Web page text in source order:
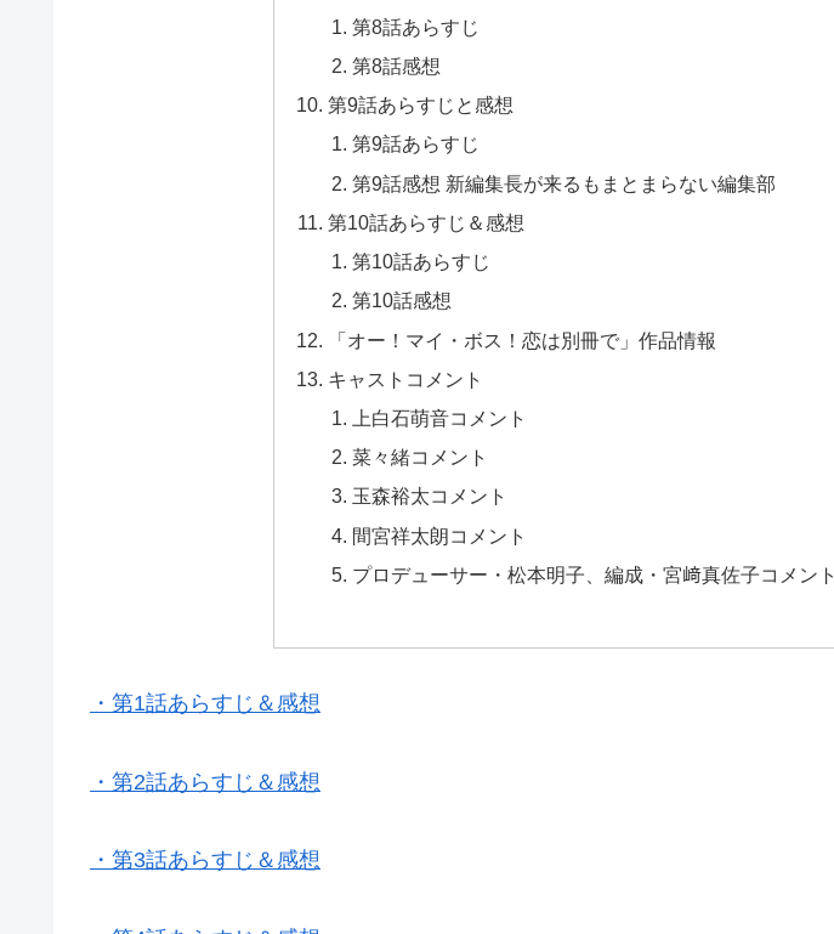
第8話あらすじ
第8話感想
第9話あらすじと感想
第9話あらすじ
第9話感想 新編集長が来るもまとまらない編集部
第10話あらすじ＆感想
第10話あらすじ
第10話感想
「オー！マイ・ボス！恋は別冊で」作品情報
キャストコメント
上白石萌音コメント
菜々緒コメント
玉森裕太コメント
間宮祥太朗コメント
プロデューサー・松本明子、編成・宮﨑真佐子コメント
・第1話あらすじ＆感想
・第2話あらすじ＆感想
・第3話あらすじ＆感想